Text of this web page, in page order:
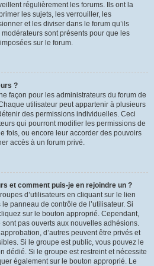
régulièrement les forums. Ils ont la
les sujets, les verrouiller, les
et les diviser dans le forum qu’ils
sont présents pour que les
sur le forum.
?
façon pour les administrateurs du forum de
utilisateur peut appartenir à plusieurs
des permissions individuelles. Ceci
qui pourront modifier les permissions de
fois, ou encore leur accorder des pouvoirs
accès à un forum privé.
et comment puis-je en rejoindre un ?
d’utilisateurs en cliquant sur le lien
panneau de contrôle de l’utilisateur. Si
sur le bouton approprié. Cependant,
pas ouverts aux nouvelles adhésions.
d’autres peuvent être privés et
Si le groupe est public, vous pouvez le
dédié. Si le groupe est restreint et nécessite
également sur le bouton approprié. Le